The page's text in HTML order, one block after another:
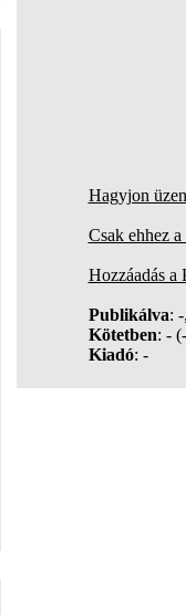
Hagyjon
Csak ehhez
Hozzáadás
Publikálva:
Kötetben: -
Kiadó: -